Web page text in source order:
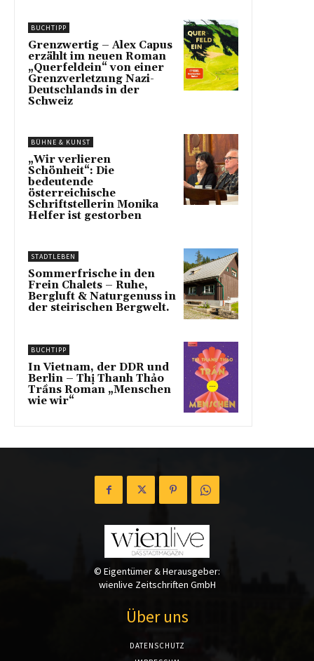
BUCHTIPP
Grenzwertig – Alex Capus
erzählt im neuen Roman
„Querfeldein“ von einer
Grenzverletzung Nazi-
Deutschlands in der
Schweiz
BÜHNE & KUNST
„Wir verlieren
Schönheit“: Die
bedeutende
österreichische
Schriftstellerin Monika
Helfer ist gestorben
STADTLEBEN
Sommerfrische in den
Frein Chalets – Ruhe,
Bergluft & Naturgenuss in
der steirischen Bergwelt.
BUCHTIPP
In Vietnam, der DDR und
Berlin – Thị Thanh Thảo
Trầns Roman „Menschen
wie wir“
© Eigentümer & Herausgeber:
wienlive Zeitschriften GmbH
Über uns
DATENSCHUTZ